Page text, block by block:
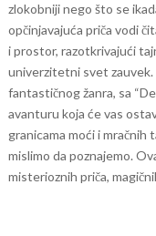
zlokobniji nego što se
opčinjavajuća priča vodi
i prostor, razotkrivajući
univerzitetni svet zauvek.
fantastičnog žanra, sa
avanturu koja će vas
granicama moći i
mislimo da poznajemo.
misterioznih priča,